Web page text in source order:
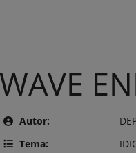
WAVE
Autor:
Tema: